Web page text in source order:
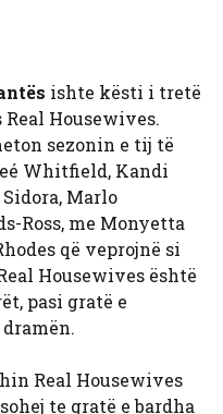
ishte kësti i tretë
Housewives.
sezonin e tij të
Whitfield, Kandi
Marlo
Ross, me Monyetta
që veprojnë si
Housewives është
pasi gratë e
Real Housewives
te gratë e bardha